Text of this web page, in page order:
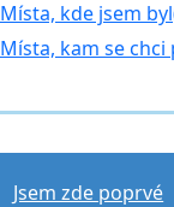
Místa, kde jsem
Místa, kam se chci
Jsem zde poprvé